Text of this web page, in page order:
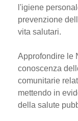
l'igiene
prevenzione
vita salutari.
Approfondire le
conoscenza
comunitarie
mettendo in
della salute